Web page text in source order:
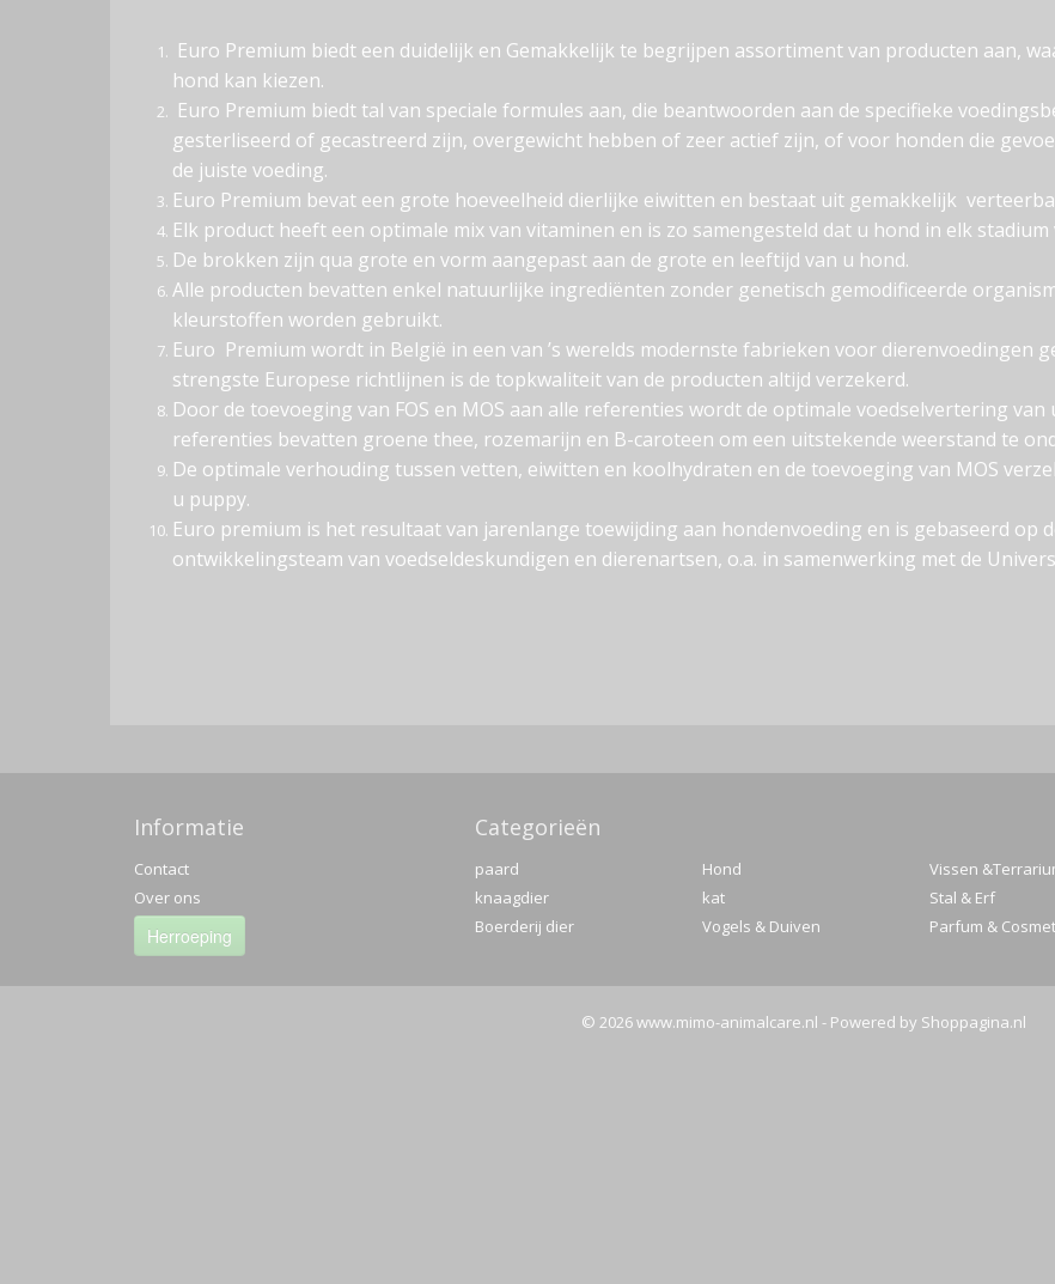
Euro Premium biedt een duidelijk en Gemakkelijk te begrijpen assortiment van producten aan,
hond kan kiezen.
Euro Premium biedt tal van speciale formules aan, die beantwoorden aan de specifieke
gesterliseerd of gecastreerd zijn, overgewicht hebben of zeer actief zijn, of voor honden die
de juiste voeding.
Euro Premium bevat een grote hoeveelheid dierlijke eiwitten en bestaat uit gemakkelijk
Elk product heeft een optimale mix van vitaminen en is zo samengesteld dat u hond in elk
De brokken zijn qua grote en vorm aangepast aan de grote en leeftijd van u hond.
Alle producten bevatten enkel natuurlijke ingrediënten zonder genetisch gemodificeerde
kleurstoffen worden gebruikt.
Euro Premium wordt in België in een van ’s werelds modernste fabrieken voor dierenvoedingen
strengste Europese richtlijnen is de topkwaliteit van de producten altijd verzekerd.
Door de toevoeging van FOS en MOS aan alle referenties wordt de optimale voedselvertering van
referenties bevatten groene thee, rozemarijn en B-caroteen om een uitstekende weerstand te
De optimale verhouding tussen vetten, eiwitten en koolhydraten en de toevoeging van MOS
u puppy.
Euro premium is het resultaat van jarenlange toewijding aan hondenvoeding en is gebaseerd op
ontwikkelingsteam van voedseldeskundigen en dierenartsen, o.a. in samenwerking met de
Informatie
Contact
Over ons
Herroeping
Categorieën
paard
knaagdier
Boerderij dier
Hond
kat
Vogels & Duiven
Vissen
Stal & Erf
Parfum &
© 2026 www.mimo-animalcare.nl - Powered by Shoppagina.nl